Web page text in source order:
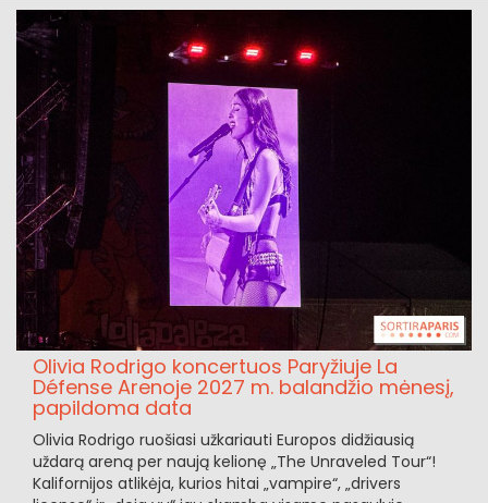
Olivia Rodrigo koncertuos Paryžiuje La
Défense Arenoje 2027 m. balandžio mėnesį,
papildoma data
Olivia Rodrigo ruošiasi užkariauti Europos didžiausią
uždarą areną per naują kelionę „The Unraveled Tour“!
Kalifornijos atlikėja, kurios hitai „vampire“, „drivers